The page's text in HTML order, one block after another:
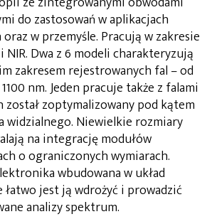
do zastosowań w aplikacjach
w przemyśle. Pracują w zakresie
i NIR. Dwa z 6 modeli charakteryzują
zakresem rejestrowanych fal – od
nm. Jeden pracuje także z falami
został zoptymalizowany pod kątem
widzialnego. Niewielkie rozmiary
na integrację modułów
o ograniczonych wymiarach.
wbudowana w układ
łatwo jest ją wdrożyć i prowadzić
analizy spektrum.